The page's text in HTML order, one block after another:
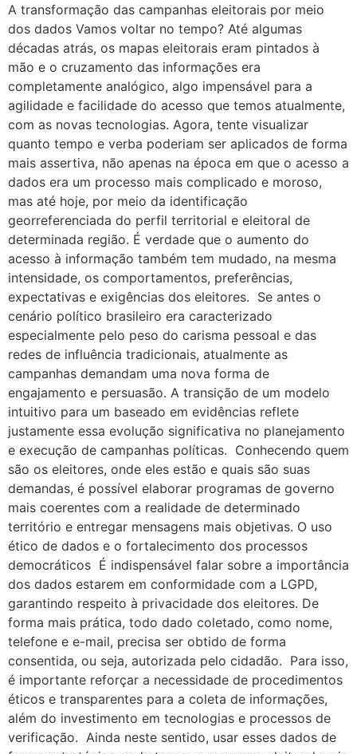
A transformação das campanhas eleitorais por meio
dos dados Vamos voltar no tempo? Até algumas
décadas atrás, os mapas eleitorais eram pintados à
mão e o cruzamento das informações era
completamente analógico, algo impensável para a
agilidade e facilidade do acesso que temos atualmente,
com as novas tecnologias. Agora, tente visualizar
quanto tempo e verba poderiam ser aplicados de forma
mais assertiva, não apenas na época em que o acesso a
dados era um processo mais complicado e moroso,
mas até hoje, por meio da identificação
georreferenciada do perfil territorial e eleitoral de
determinada região. É verdade que o aumento do
acesso à informação também tem mudado, na mesma
intensidade, os comportamentos, preferências,
expectativas e exigências dos eleitores. Se antes o
cenário político brasileiro era caracterizado
especialmente pelo peso do carisma pessoal e das
redes de influência tradicionais, atualmente as
campanhas demandam uma nova forma de
engajamento e persuasão. A transição de um modelo
intuitivo para um baseado em evidências reflete
justamente essa evolução significativa no planejamento
e execução de campanhas políticas. Conhecendo quem
são os eleitores, onde eles estão e quais são suas
demandas, é possível elaborar programas de governo
mais coerentes com a realidade de determinado
território e entregar mensagens mais objetivas. O uso
ético de dados e o fortalecimento dos processos
democráticos É indispensável falar sobre a importância
dos dados estarem em conformidade com a LGPD,
garantindo respeito à privacidade dos eleitores. De
forma mais prática, todo dado coletado, como nome,
telefone e e-mail, precisa ser obtido de forma
consentida, ou seja, autorizada pelo cidadão. Para isso,
é importante reforçar a necessidade de procedimentos
éticos e transparentes para a coleta de informações,
além do investimento em tecnologias e processos de
verificação. Ainda neste sentido, usar esses dados de